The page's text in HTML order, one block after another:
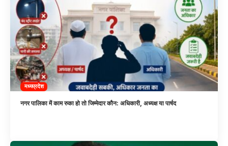
मध्यप्रदेश
नगर पालिका में काम रुका हो तो जिम्मेदार कौन: अधिकारी, अध्यक्ष या पार्षद